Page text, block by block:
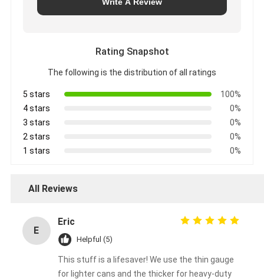
Rating Snapshot
The following is the distribution of all ratings
5 stars
100%
4 stars
0%
3 stars
0%
2 stars
0%
1 stars
0%
All Reviews
E
Eric
Helpful (5)
This stuff is a lifesaver! We use the thin gauge
for lighter cans and the thicker for heavy-duty